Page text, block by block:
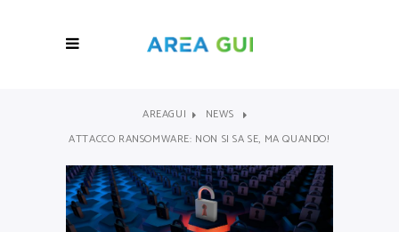
AREAGUI
NEWS
ATTACCO RANSOMWARE: NON SI SA SE, MA QUANDO!